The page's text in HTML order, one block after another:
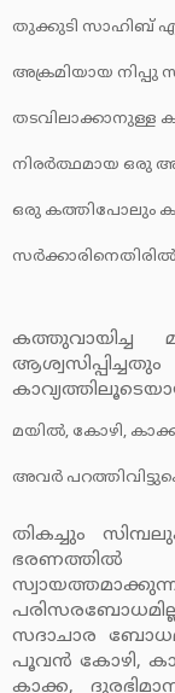
തുക്കുടി സാഹിബ്
അക്രമിയായ നിപ്പു
തടവിലാക്കാനുള്ള
നിരര്‍ത്ഥമായ ഒരു
ഒരു കത്തിപോലും
മയില്‍, കോഴി,
അവര്‍
തികച്ചും
സദാചാര
പൂവന്‍ കോഴി,
കാക്ക,